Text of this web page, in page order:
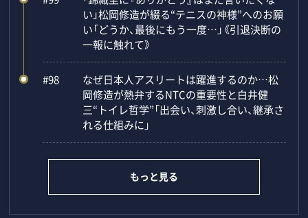
い」松岡修造が綴る“テニスの神様”へのお願
い「どうか、最後にもう一度…」《引退決断の
一報に触れて》
#98
なぜ日本人アスリートは躍進するのか…松
岡修造が熱弁するNTCの重要性と白井健
三“トイレ哲学”「出会い、刺激し合い、継承さ
れる仕組みに」
もっと見る